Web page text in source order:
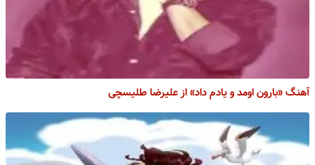
آهنگ «بارون اومد و یادم داد» از علیرضا طلیسچی